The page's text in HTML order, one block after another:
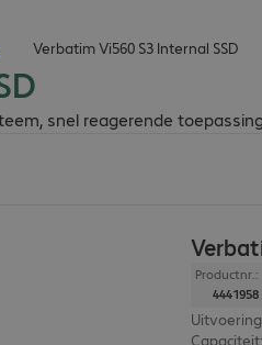
Verbatim Vi560 S3 Internal SSD
snel reagerende
Productnr.:
4441958
Uitvoering
Capaciteit: